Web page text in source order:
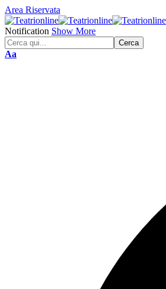
Area Riservata
Notification Show More
Font
Aa